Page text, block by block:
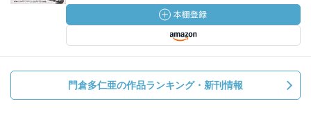
門倉多仁亜の作品ランキング・新刊情報